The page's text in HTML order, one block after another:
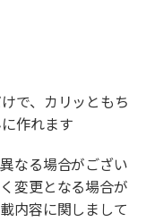
で、カリッともち
作れます
なる場合がござい
変更となる場合が
内容に関しまして